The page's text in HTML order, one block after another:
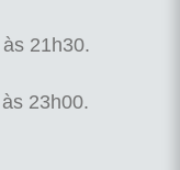
às 21h30.
às 23h00.